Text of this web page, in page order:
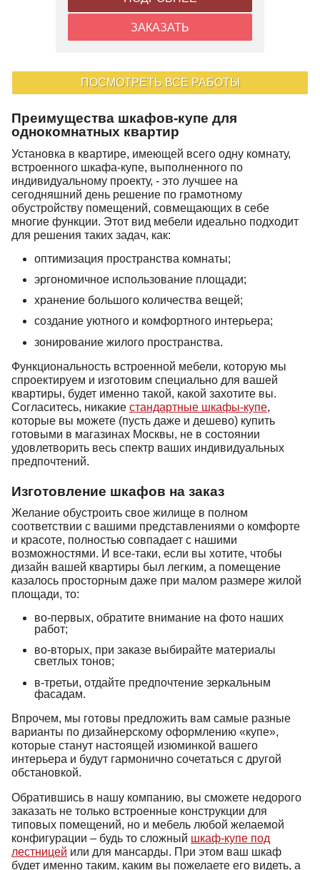
ЗАКАЗАТЬ
ПОСМОТРЕТЬ ВСЕ РАБОТЫ
Преимущества шкафов-купе для
однокомнатных квартир
Установка в квартире, имеющей всего одну комнату,
встроенного шкафа-купе, выполненного по
индивидуальному проекту, - это лучшее на
сегодняшний день решение по грамотному
обустройству помещений, совмещающих в себе
многие функции. Этот вид мебели идеально подходит
для решения таких задач, как:
оптимизация пространства комнаты;
эргономичное использование площади;
хранение большого количества вещей;
создание уютного и комфортного интерьера;
зонирование жилого пространства.
Функциональность встроенной мебели, которую мы
спроектируем и изготовим специально для вашей
квартиры, будет именно такой, какой захотите вы.
Согласитесь, никакие стандартные шкафы-купе,
которые вы можете (пусть даже и дешево) купить
готовыми в магазинах Москвы, не в состоянии
удовлетворить весь спектр ваших индивидуальных
предпочтений.
Изготовление шкафов на заказ
Желание обустроить свое жилище в полном
соответствии с вашими представлениями о комфорте
и красоте, полностью совпадает с нашими
возможностями. И все-таки, если вы хотите, чтобы
дизайн вашей квартиры был легким, а помещение
казалось просторным даже при малом размере жилой
площади, то:
во-первых, обратите внимание на фото наших
работ;
во-вторых, при заказе выбирайте материалы
светлых тонов;
в-третьи, отдайте предпочтение зеркальным
фасадам.
Впрочем, мы готовы предложить вам самые разные
варианты по дизайнерскому оформлению «купе»,
которые станут настоящей изюминкой вашего
интерьера и будут гармонично сочетаться с другой
обстановкой.
Обратившись в нашу компанию, вы сможете недорого
заказать не только встроенные конструкции для
типовых помещений, но и мебель любой желаемой
конфигурации – будь то сложный шкаф-купе под
лестницей или для мансарды. При этом ваш шкаф
будет именно таким, каким вы пожелаете его видеть, а